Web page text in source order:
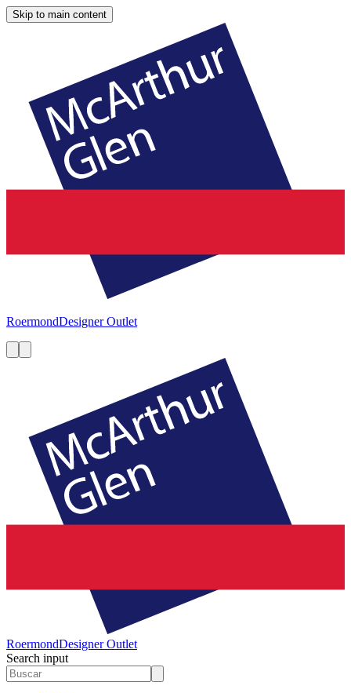
Skip to main content
RoermondDesigner Outlet
RoermondDesigner Outlet
Search input